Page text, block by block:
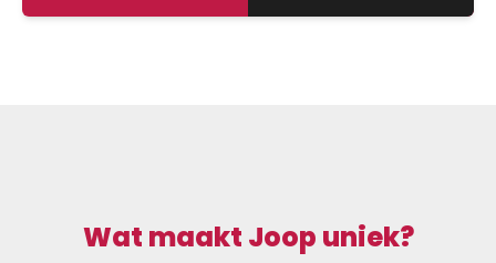
Wat maakt Joop uniek?